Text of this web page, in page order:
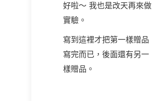
好啦～ 我也是改天再來做
實驗。
寫到這裡才把第一樣贈品
寫完而已，後面還有另一
樣贈品。